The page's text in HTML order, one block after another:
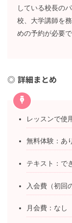
している校長の
校、大学講師を
めの予約が必要で
詳細まとめ
レッスンで使
無料体験：あ
テキスト：で
入会費（初回
月会費：なし